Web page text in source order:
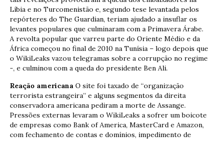
Líbia e no Turcomenistão e, segundo tese levantada pelos
repórteres do The Guardian, teriam ajudado a insuflar os
levantes populares que culminaram com a Primavera Árabe.
A revolta popular que varreu parte do Oriente Médio e da
África começou no final de 2010 na Tunísia – logo depois que
o WikiLeaks vazou telegramas sobre a corrupção no regime
-, e culminou com a queda do presidente Ben Ali.
Reação americana O site foi taxado de “organização
terrorista estrangeira” e alguns segmentos da direita
conservadora americana pediram a morte de Assange.
Pressões externas levaram o WikiLeaks a sofrer um boicote
de empresas como Bank of America, MasterCard e Amazon,
com fechamento de contas e domínios, impedimento de